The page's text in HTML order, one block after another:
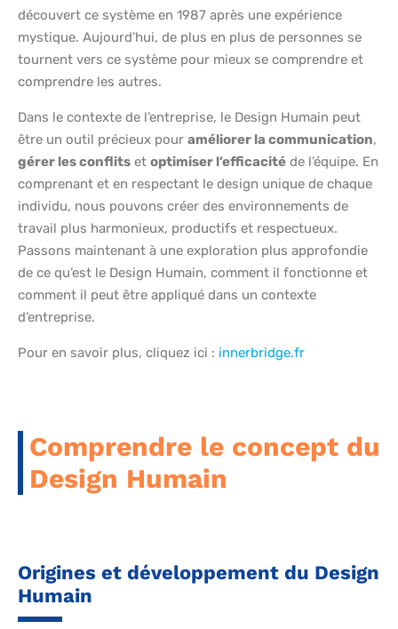
découvert ce système en 1987 après une expérience
mystique. Aujourd’hui, de plus en plus de personnes se
tournent vers ce système pour mieux se comprendre et
comprendre les autres.
Dans le contexte de l’entreprise, le Design Humain peut
être un outil précieux pour améliorer la communication,
gérer les conflits et optimiser l’efficacité de l’équipe. En
comprenant et en respectant le design unique de chaque
individu, nous pouvons créer des environnements de
travail plus harmonieux, productifs et respectueux.
Passons maintenant à une exploration plus approfondie
de ce qu’est le Design Humain, comment il fonctionne et
comment il peut être appliqué dans un contexte
d’entreprise.
Pour en savoir plus, cliquez ici : innerbridge.fr
Comprendre le concept du
Design Humain
Origines et développement du Design
Humain